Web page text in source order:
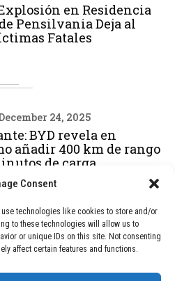
Consent
technologies like cookies to store and/or
to these technologies will allow us to
or unique IDs on this site. Not consenting
affect certain features and functions.
en Residencia
Pensilvania Deja al
Fatales
24, 2025
BYD revela en
añadir 400 km de rango
de carga
9, 2026
rango de 45 km y
este scooter cuesta
y representa una